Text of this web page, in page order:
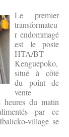
Le premier
transformateu
r endommagé
est le poste
HTA/BT
Kenguepoko,
situé à côté
du point de
vente
heures du matin
par ce
village se